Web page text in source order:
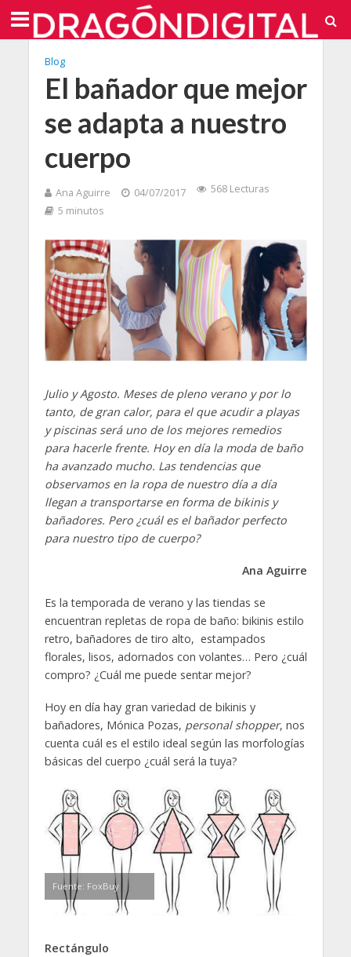
Blog
El bañador que mejor
se adapta a nuestro
cuerpo
Ana Aguirre 04/07/2017
568 Lecturas
5 minutos
Julio y Agosto. Meses de pleno verano y por lo
tanto, de gran calor, para el que acudir a playas
y piscinas será uno de los mejores remedios
para hacerle frente. Hoy en día la moda de baño
ha avanzado mucho. Las tendencias que
observamos en la ropa de nuestro día a día
llegan a transportarse en forma de bikinis y
bañadores. Pero ¿cuál es el bañador perfecto
para nuestro tipo de cuerpo?
Ana Aguirre
Es la temporada de verano y las tiendas se
encuentran repletas de ropa de baño: bikinis estilo
retro, bañadores de tiro alto, estampados
florales, lisos, adornados con volantes… Pero ¿cuál
compro? ¿Cuál me puede sentar mejor?
Hoy en día hay gran variedad de bikinis y
bañadores, Mónica Pozas, personal shopper, nos
cuenta cuál es el estilo ideal según las morfologías
básicas del cuerpo ¿cuál será la tuya?
Fuente: FoxBuy
Rectángulo